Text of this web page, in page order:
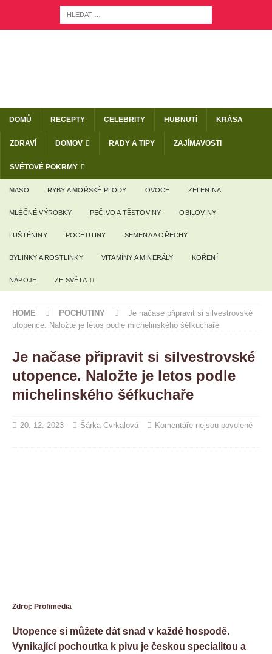
DOMŮ RECEPTY CELEBRITY HUBNUTÍ KRÁSA
ZDRAVÍ DOMOV RADY A TIPY ZAJÍMAVOSTI
SVĚTOVÉ POKRMY
MASO RYBY A MOŘSKÉ PLODY OVOCE ZELENINA
MLÉČNÉ VÝROBKY PEČIVO A TĚSTOVINY OBILOVINY
LUŠTĚNINY POCHUTINY SEMENA A OŘECHY
BYLINKY A ROSTLINKY VITAMÍNY A MINERÁLY KOŘENÍ
NÁPOJE ZE SVĚTA
HOME POCHUTINY
Je načase připravit si silvestrovské
utopence. Naložte je letos podle michelinského šéfkuchaře
Je načase připravit si silvestrovské
utopence. Naložte je letos podle
michelinského šéfkuchaře
20. 12. 2023 Šárka Cvrkalová Komentáře nejsou povolené
Zdroj: Profimedia
Utopence si můžete dát snad v každé hospodě.
Vynikající pochoutka k pivu je českou specialitou a